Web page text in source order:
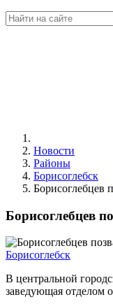
Новости
Районы
Борисоглебск
Борисоглебцев
Борисоглебцев
Борисоглебск
В центральной
заведующая отделом